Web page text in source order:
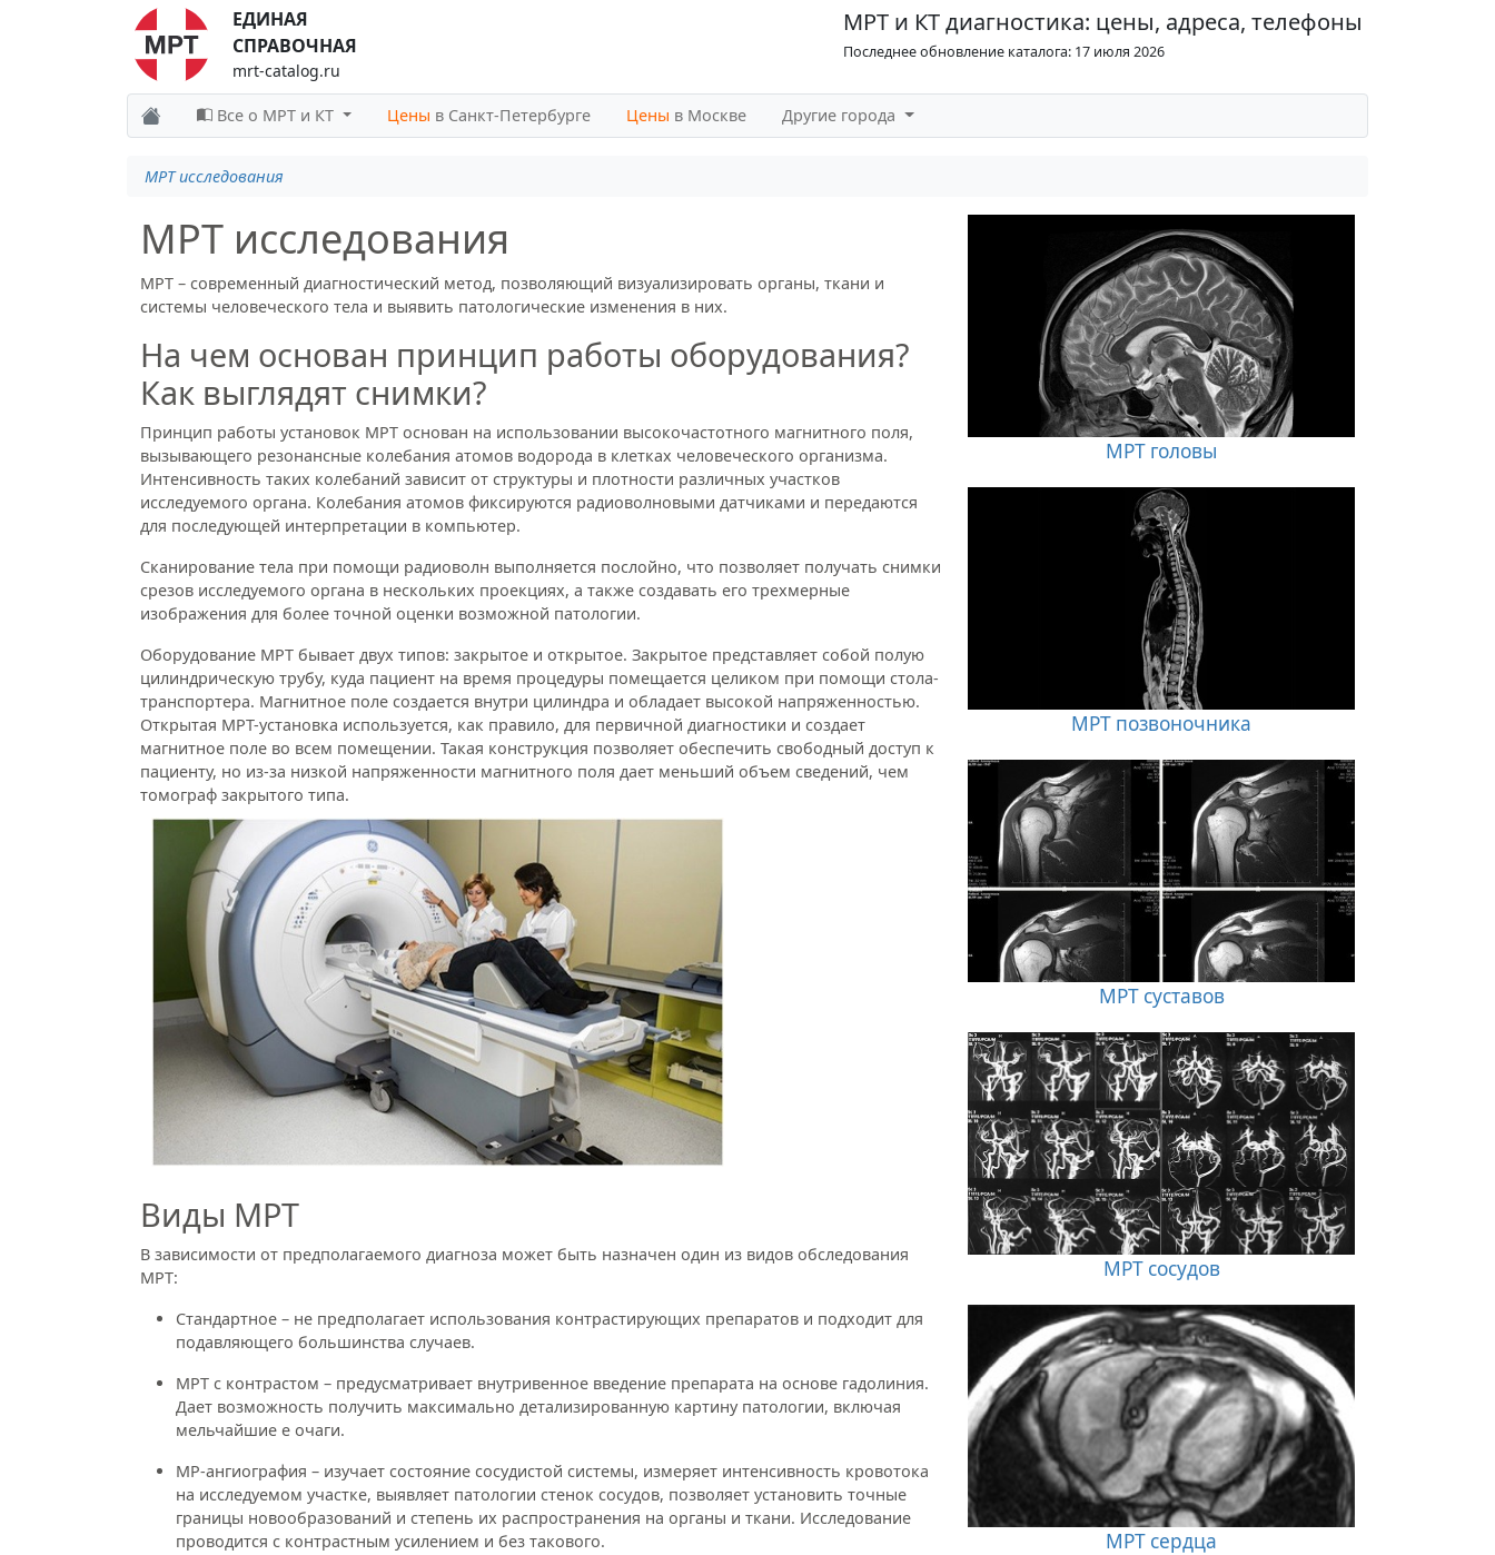
ЕДИНАЯ
СПРАВОЧНАЯ
mrt-catalog.ru
МРТ и КТ диагностика: цены, адреса, телефоны
Последнее обновление каталога: 17 июля 2026
Все о МРТ и КТ Цены в Санкт-Петербурге Цены в Москве Другие города
МРТ исследования
МРТ исследования
МРТ – современный диагностический метод, позволяющий визуализировать органы, ткани и
системы человеческого тела и выявить патологические изменения в них.
На чем основан принцип работы оборудования?
Как выглядят снимки?
Принцип работы установок МРТ основан на использовании высокочастотного магнитного поля,
вызывающего резонансные колебания атомов водорода в клетках человеческого организма.
Интенсивность таких колебаний зависит от структуры и плотности различных участков
исследуемого органа. Колебания атомов фиксируются радиоволновыми датчиками и передаются
для последующей интерпретации в компьютер.
Сканирование тела при помощи радиоволн выполняется послойно, что позволяет получать снимки
срезов исследуемого органа в нескольких проекциях, а также создавать его трехмерные
изображения для более точной оценки возможной патологии.
Оборудование МРТ бывает двух типов: закрытое и открытое. Закрытое представляет собой полую
цилиндрическую трубу, куда пациент на время процедуры помещается целиком при помощи стола-
транспортера. Магнитное поле создается внутри цилиндра и обладает высокой напряженностью.
Открытая МРТ-установка используется, как правило, для первичной диагностики и создает
магнитное поле во всем помещении. Такая конструкция позволяет обеспечить свободный доступ к
пациенту, но из-за низкой напряженности магнитного поля дает меньший объем сведений, чем
томограф закрытого типа.
Виды МРТ
В зависимости от предполагаемого диагноза может быть назначен один из видов обследования
МРТ:
Стандартное – не предполагает использования контрастирующих препаратов и подходит для
подавляющего большинства случаев.
МРТ с контрастом – предусматривает внутривенное введение препарата на основе гадолиния.
Дает возможность получить максимально детализированную картину патологии, включая
мельчайшие е очаги.
МР-ангиография – изучает состояние сосудистой системы, измеряет интенсивность кровотока
на исследуемом участке, выявляет патологии стенок сосудов, позволяет установить точные
границы новообразований и степень их распространения на органы и ткани. Исследование
проводится с контрастным усилением и без такового.
МРТ головы
МРТ позвоночника
МРТ суставов
МРТ сосудов
МРТ сердца